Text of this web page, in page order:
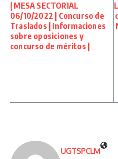
| MESA SECTORIAL
06/10/2022 | Concurso de
Traslados | Informaciones
sobre oposiciones y
concurso de méritos |
UGTSPCLM